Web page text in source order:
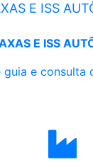
E ISS
E ISS
guia e consulta